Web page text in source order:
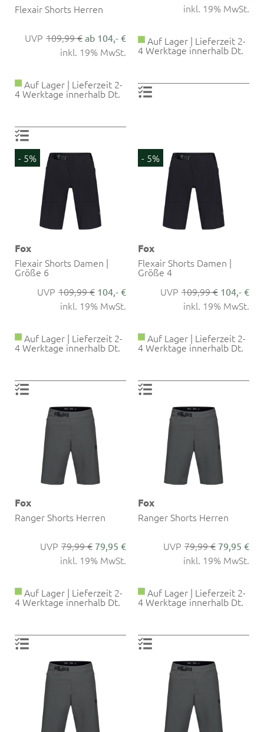
Flexair Shorts Herren
109,99 € ab 104,- €
inkl. 19% MwSt.
Auf Lager | Lieferzeit 2-
4 Werktage innerhalb Dt.
inkl. 19% MwSt.
Auf Lager | Lieferzeit 2-
4 Werktage innerhalb Dt.
- 5%
Fox
Flexair Shorts Damen |
Größe 6
109,99 € 104,- €
inkl. 19% MwSt.
Auf Lager | Lieferzeit 2-
4 Werktage innerhalb Dt.
- 5%
Fox
Flexair Shorts Damen |
Größe 4
109,99 € 104,- €
inkl. 19% MwSt.
Auf Lager | Lieferzeit 2-
4 Werktage innerhalb Dt.
Fox
Ranger Shorts Herren
79,99 € 79,95 €
inkl. 19% MwSt.
Auf Lager | Lieferzeit 2-
4 Werktage innerhalb Dt.
Fox
Ranger Shorts Herren
79,99 € 79,95 €
inkl. 19% MwSt.
Auf Lager | Lieferzeit 2-
4 Werktage innerhalb Dt.